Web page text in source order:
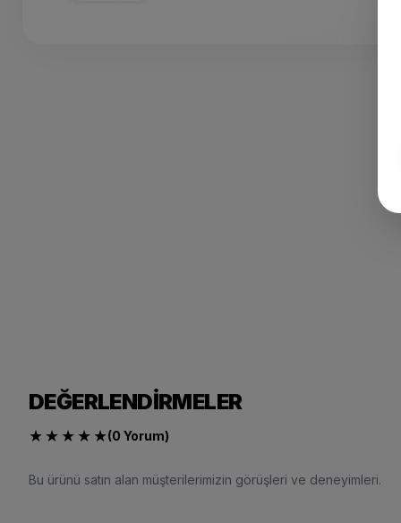
DEĞERLENDIRMELER
★★★★★(0 Yorum)
Bu ürünü satın alan müşterilerimizin görüşleri ve deneyimleri.